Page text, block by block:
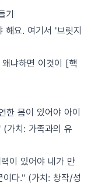
기
해요. 여기서 '브릿지
냐하면 이것이 [핵
한 몸이 있어야 아이
가치: 가족과의 유
이 있어야 내가 만
이다." (가치: 창작/성